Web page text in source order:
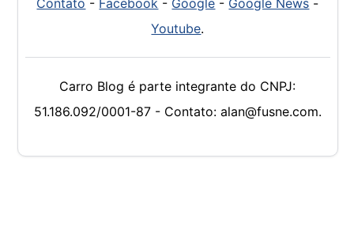
Youtube.
Carro Blog é parte integrante do CNPJ:
51.186.092/0001-87 - Contato: alan@fusne.com.